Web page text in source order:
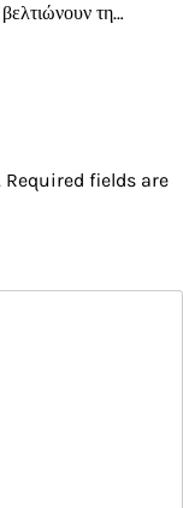
τη…
Required fields are